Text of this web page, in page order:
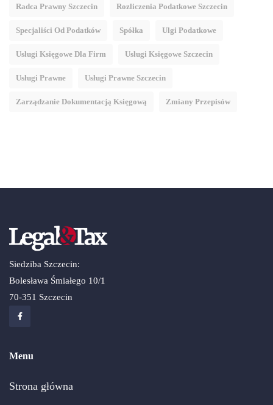
Radca Prawny Szczecin Rozliczenia Podatkowe Szczecin
Specjaliści Od Podatków Spółka Ulgi Podatkowe
Usługi Księgowe Dla Firm Usługi Księgowe Szczecin
Usługi Prawne Usługi Prawne Szczecin
Zarządzanie Dokumentacją Księgową Zmiany Przepisów
Siedziba Szczecin:
Bolesława Śmiałego 10/1
70-351 Szczecin
Menu
Strona główna